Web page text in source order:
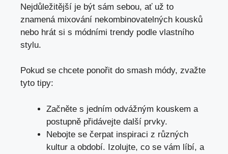
Nejdůležitější je být sám sebou, ať už to
znamená mixování nekombinovatelných kousků
nebo hrát si s módními trendy podle vlastního
stylu.
Pokud se chcete ponořit do smash módy, zvažte
tyto tipy:
Začněte s jedním odvážným kouskem a
postupně přidávejte další prvky.
Nebojte se čerpat inspiraci z různých
kultur a období. Izolujte, co se vám líbí, a